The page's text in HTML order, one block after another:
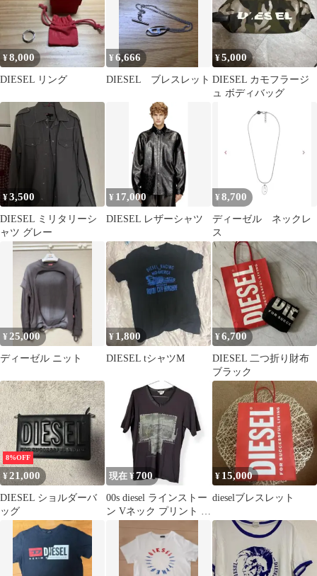
¥8,000
DIESEL リング
¥6,666
DIESEL ブレスレット
¥5,000
DIESEL カモフラージ
ュ ボディバッグ
¥3,500
DIESEL ミリタリーシ
ャツ グレー
¥ 17,000
DIESEL レザーシャツ
¥ 8,700
ディーゼル ネックレ
ス
¥ 25,000
ディーゼル ニット
¥ 1,800
DIESEL tシャツM
¥6,700
DIESEL 二つ折り財布
ブラック
8%OFF
¥21,000
DIESEL ショルダーバ
ッグ
現在 ¥700
00s diesel ラインストー
ン Vネック プリント T
¥ 15,000
dieselブレスレット